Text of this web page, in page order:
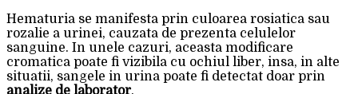
Hematuria se manifesta prin culoarea rosiatica sau
rozalie a urinei, cauzata de prezenta celulelor
sanguine. In unele cazuri, aceasta modificare
cromatica poate fi vizibila cu ochiul liber, insa, in alte
situatii, sangele in urina poate fi detectat doar prin
analize de laborator.